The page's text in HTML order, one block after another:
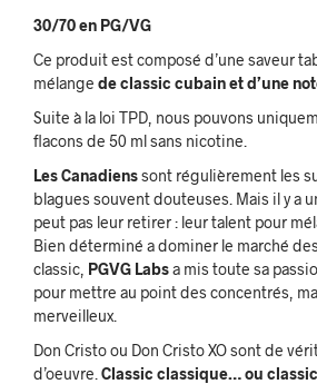
30/70 en PG/VG
Ce produit est composé d’une saveur
mélange de classic cubain et d’une
Suite à la loi TPD, nous pouvons
flacons de 50 ml sans nicotine.
Les Canadienssont régulièrement les
blagues souvent douteuses. Mais il y a
peut pas leur retirer : leur talent pour
Bien déterminé a dominer le marché
classic, PGVG Labsa mis toute sa
pour mettre au point des concentrés,
merveilleux.
Don Cristo ou Don Cristo XO sont de
d’oeuvre. Classic classique… ou